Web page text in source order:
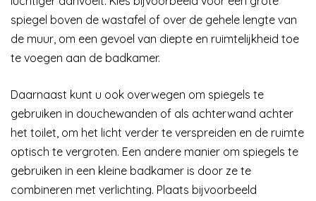
spiegel boven de wastafel of over de gehele lengte van
de muur, om een gevoel van diepte en ruimtelijkheid toe
te voegen aan de badkamer.
Daarnaast kunt u ook overwegen om spiegels te
gebruiken in douchewanden of als achterwand achter
het toilet, om het licht verder te verspreiden en de ruimte
optisch te vergroten. Een andere manier om spiegels te
gebruiken in een kleine badkamer is door ze te
combineren met verlichting. Plaats bijvoorbeeld